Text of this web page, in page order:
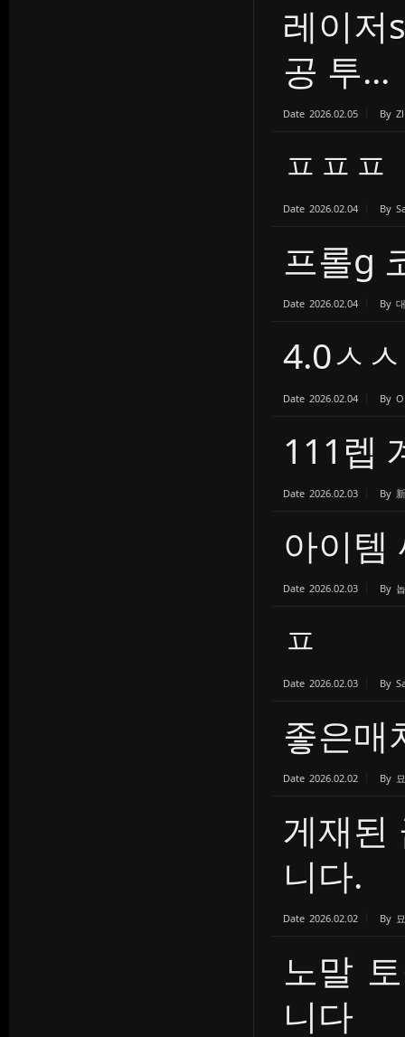
레이저
공 투...
Date 2026.02.05 By
ㅍㅍㅍ
Date 2026.02.04 By
프롤g
Date 2026.02.04 By
4.0ㅅ
Date 2026.02.04 By
111렙
Date 2026.02.03 By
아이템
Date 2026.02.03 By
ㅍ
Date 2026.02.03 By
좋은매
Date 2026.02.02 By
게재된
니다.
Date 2026.02.02 By
노말
니다